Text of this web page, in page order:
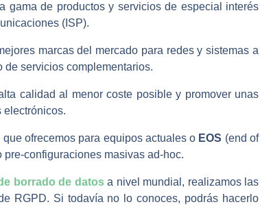
gama de productos y servicios de especial interés
(ISP).
marcas del mercado para redes y sistemas a
de servicios complementarios.
calidad al menor coste posible y promover unas
electrónicos.
ofrecemos para equipos actuales o EOS (end of
configuraciones masivas ad-hoc.
borrado de datosa nivel mundial, realizamos las
RGPD. Si todavía no lo conoces, podrás hacerlo